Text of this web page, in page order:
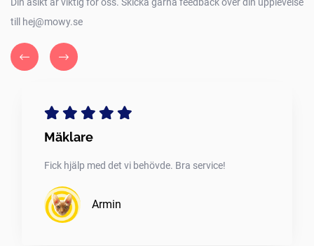
Din åsikt är viktig för oss. Skicka gärna feedback över din upplevelse
till hej@mowy.se
Mäklare
Fick hjälp med det vi behövde. Bra service!
Armin